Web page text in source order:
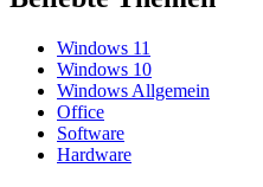
Windows 11
Windows 10
Windows Allgemein
Office
Software
Hardware